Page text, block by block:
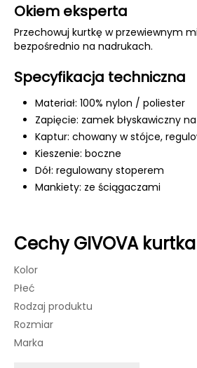
Okiem eksperta
Przechowuj kurtkę w przewiewnym
bezpośrednio na nadrukach.
Specyfikacja techniczna
Materiał: 100% nylon / poliester
Zapięcie: zamek błyskawiczny
Kaptur: chowany w stójce,
Kieszenie: boczne
Dół: regulowany stoperem
Mankiety: ze ściągaczami
Cechy GIVOVA
Kolor
Płeć
Rodzaj produktu
Rozmiar
Marka